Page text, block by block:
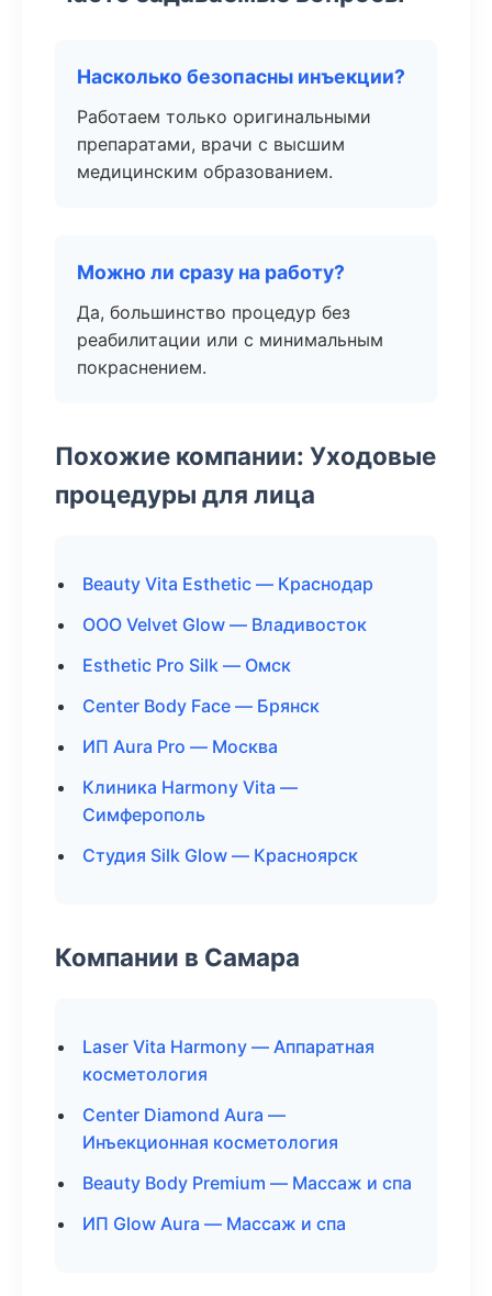
Насколько безопасны инъекции?
Работаем только оригинальными
препаратами, врачи с высшим
медицинским образованием.
Можно ли сразу на работу?
Да, большинство процедур без
реабилитации или с минимальным
покраснением.
Похожие компании: Уходовые
процедуры для лица
Beauty Vita Esthetic — Краснодар
ООО Velvet Glow — Владивосток
Esthetic Pro Silk — Омск
Center Body Face — Брянск
ИП Aura Pro — Москва
Клиника Harmony Vita —
Симферополь
Студия Silk Glow — Красноярск
Компании в Самара
Laser Vita Harmony — Аппаратная
косметология
Center Diamond Aura —
Инъекционная косметология
Beauty Body Premium — Массаж и спа
ИП Glow Aura — Массаж и спа